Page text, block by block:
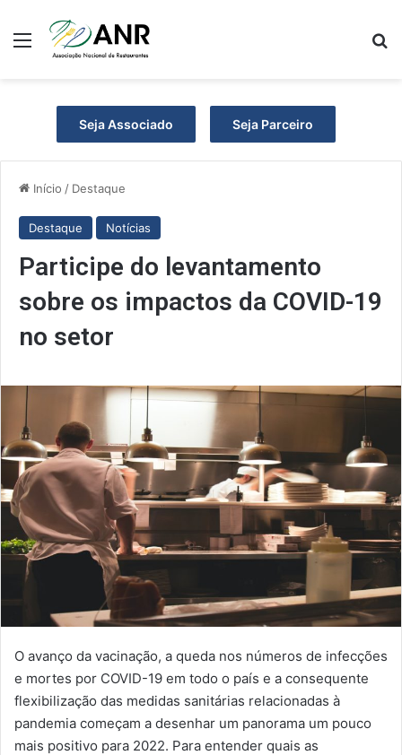
Menu
Seja Associado Seja Parceiro
Início / Destaque
Destaque Notícias
Participe do levantamento
sobre os impactos da COVID-19
no setor
O avanço da vacinação, a queda nos números de infecções
e mortes por COVID-19 em todo o país e a consequente
flexibilização das medidas sanitárias relacionadas à
pandemia começam a desenhar um panorama um pouco
mais positivo para 2022. Para entender quais as